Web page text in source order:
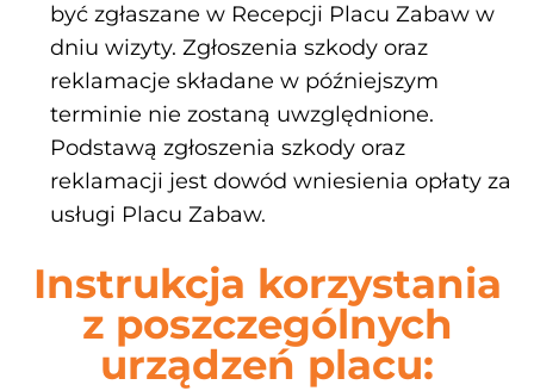
być zgłaszane w Recepcji Placu Zabaw w
dniu wizyty. Zgłoszenia szkody oraz
reklamacje składane w późniejszym
terminie nie zostaną uwzględnione.
Podstawą zgłoszenia szkody oraz
reklamacji jest dowód wniesienia opłaty za
usługi Placu Zabaw.
Instrukcja korzystania
z poszczególnych
urządzeń placu: